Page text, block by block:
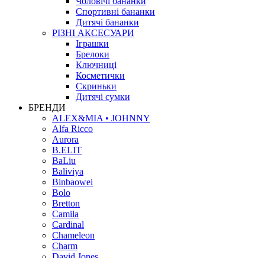
Спортивні бананки
Дитячі бананки
РІЗНІ АКСЕСУАРИ
Іграшки
Брелоки
Ключниці
Косметички
Скриньки
Дитячі сумки
БРЕНДИ
ALEX&MIA • JOHNNY
Alfa Ricco
Aurora
B.ELIT
BaLiu
Baliviya
Binbaowei
Bolo
Bretton
Camila
Cardinal
Chameleon
Charm